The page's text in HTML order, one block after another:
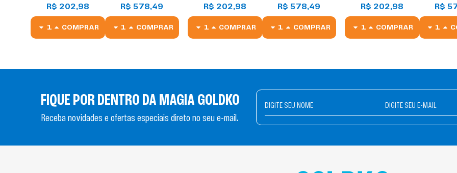
R$ 202,98
COMPRAR
R$ 578,49
COMPRAR
R$ 202,98
COMPRAR
R$ 578,49
COMPRAR
R$ 202,98
COMPRAR
R$
FIQUE POR DENTRO DA MAGIA GOLDKO
Receba novidades e ofertas especiais direto no seu e-mail.